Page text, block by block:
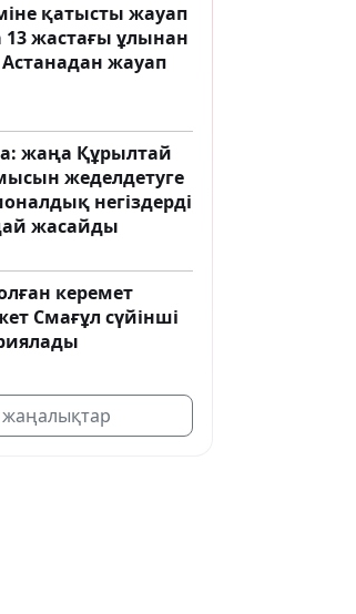
қатысты жауап
13 жастағы ұлынан
жауап
жаңа Құрылтай
жеделдетуге
негіздерді
жасайды
керемет
Смағұл сүйінші